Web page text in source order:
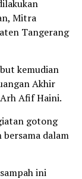
Mitra
Tangerang
kemudian
Akhir
Afif Haini.
gotong
dalam
ini